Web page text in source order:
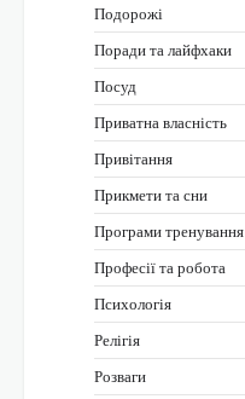
Подорожі
Поради та лайфхаки
Посуд
Приватна власність
Привітання
Прикмети та сни
Програми тренування
Професії та робота
Психологія
Релігія
Розваги